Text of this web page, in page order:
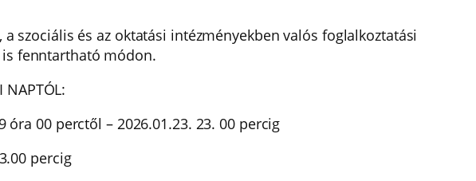
szociális és az oktatási intézményekben valós foglalkoztatási
is fenntartható módon.
óra 00 perctől – 2026.01.23. 23. 00 percig
percig